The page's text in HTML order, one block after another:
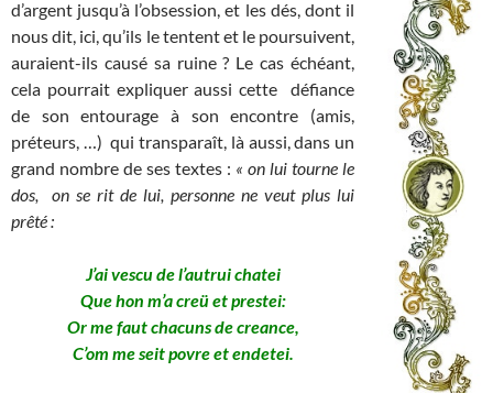
d’argent jusqu’à l’obsession, et les dés, dont il
nous dit, ici, qu’ils le tentent et le poursuivent,
auraient-ils causé sa ruine ? Le cas échéant,
cela pourrait expliquer aussi cette défiance
de son entourage à son encontre (amis,
préteurs, …) qui transparaît, là aussi, dans un
grand nombre de ses textes : « on lui tourne le
dos, on se rit de lui, personne ne veut plus lui
prêté :
J’ai vescu de l’autrui chatei
Que hon m’a creü et prestei:
Or me faut chacuns de creance,
C’om me seit povre et endetei.